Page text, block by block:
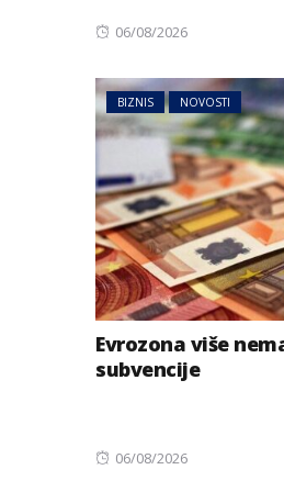
Posted
06/08/2026
BIZNIS NOVOSTI
Evrozona više
subvencije
Posted
06/08/2026